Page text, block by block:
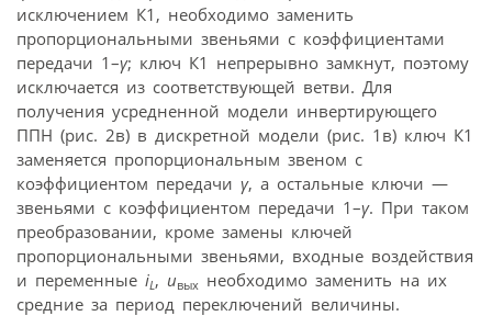
исключением К1, необходимо заменить
пропорциональными звеньями с коэффициентами
передачи 1–γ; ключ К1 непрерывно замкнут, поэтому
исключается из соответствующей ветви. Для
получения усредненной модели инвертирующего
ППН (рис. 2в) в дискретной модели (рис. 1в) ключ К1
заменяется пропорциональным звеном с
коэффициентом передачи γ, а остальные ключи —
звеньями с коэффициентом передачи 1–γ. При таком
преобразовании, кроме замены ключей
пропорциональными звеньями, входные воздействия
и переменные iL , uвых необходимо заменить на их
средние за период переключений величины.